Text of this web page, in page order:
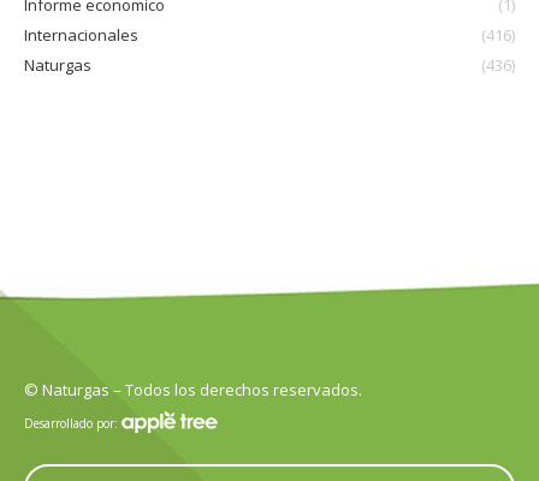
Informe economico
(1)
Internacionales
(416)
Naturgas
(436)
© Naturgas – Todos los derechos reservados.
Desarrollado por: